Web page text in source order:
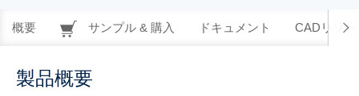
概要 サンプル & 購入 ドキュメント CADリソー
製品概要